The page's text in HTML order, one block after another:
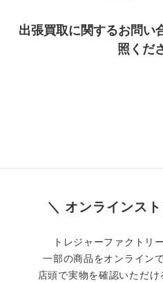
出張買取に関するお問い
照くだ
＼ オンラインス
トレジャーファクトリ
一部の商品をオンライン
店頭で実物を確認いただけ